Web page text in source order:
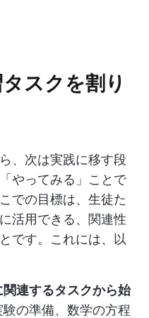
スクを割り
、次は実践に移す段
やってみる」ことで
での目標は、生徒た
活用できる、関連性
です。これには、以
連するタスクから始
の準備、数学の方程